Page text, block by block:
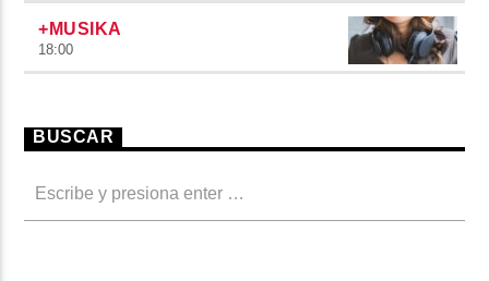
+MUSIKA
18:00
BUSCAR